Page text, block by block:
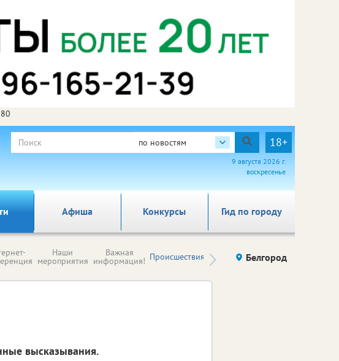
по новостям 18+
9 августа 2026 г.
воскресенье
Афиша Гид по городу
Конкурсы
Наши
мероприятия
Важная
информация! Происшествия Здоровье компаний (на
правах
Белгород
высказывания.